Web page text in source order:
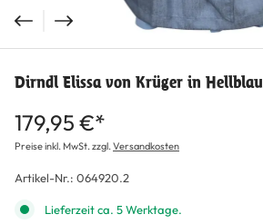
Dirndl Elissa von Krüger in Hellblau
179,95 €*
Preise inkl. MwSt. zzgl.Versandkosten
Artikel-Nr.: 064920.2
Lieferzeit ca. 5 Werktage.